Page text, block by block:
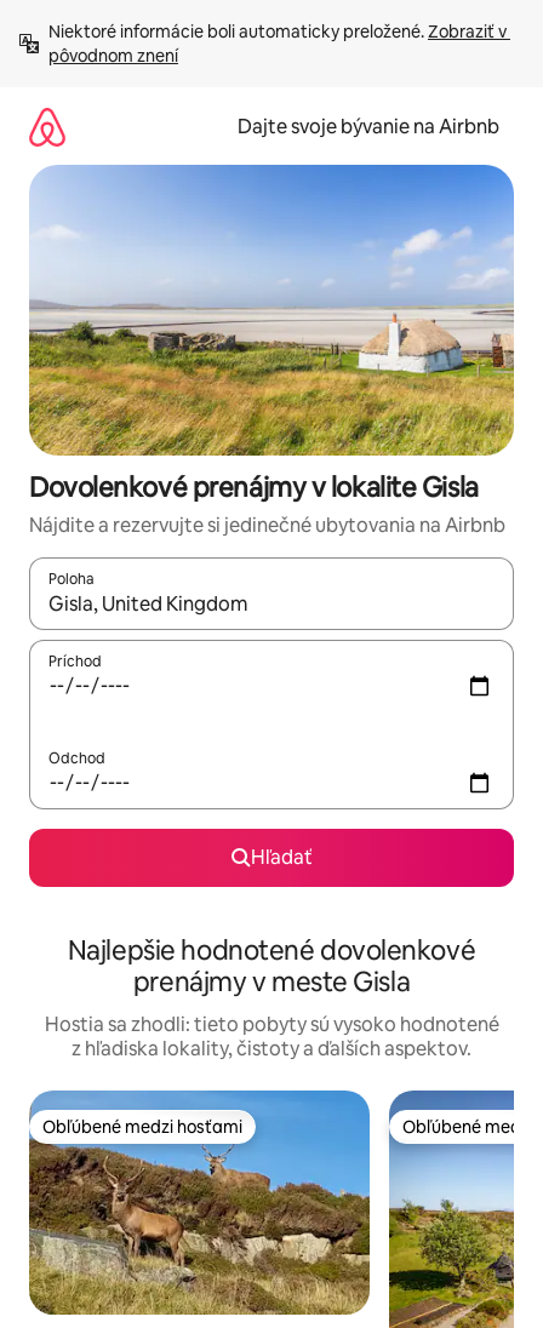
obsah.
Niektoré informácie boli automaticky preložené. Zobraziť v
pôvodnom znení
Dajte svoje bývanie na Airbnb
Dovolenkové prenájmy v lokalite Gisla
Nájdite a rezervujte si jedinečné ubytovania na Airbnb
Poloha
Keď budú výsledky k dispozícii, môžete si ich prechádzať
Príchod
Odchod
Hľadať
Najlepšie hodnotené dovolenkové
prenájmy v meste Gisla
Hostia sa zhodli: tieto pobyty sú vysoko hodnotené
z hľadiska lokality, čistoty a ďalších aspektov.
Obľúbené medzi hosťami
Obľúbené medzi hosťami Obľúbené medzi
Obľúbené medzi